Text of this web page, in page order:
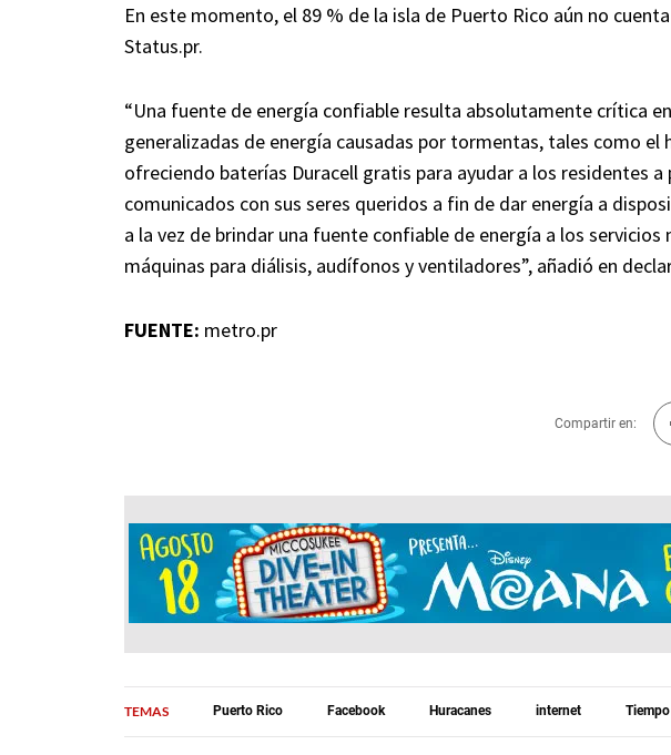
En este momento, el 89 % de la isla de Puerto Rico aún no
Status.pr.
“Una fuente de energía confiable resulta absolutamente crítica
generalizadas de energía causadas por tormentas, tales como el
ofreciendo baterías Duracell gratis para ayudar a los residentes a
comunicados con sus seres queridos a fin de dar energía a
a la vez de brindar una fuente confiable de energía a los
máquinas para diálisis, audífonos y ventiladores”, añadió en
FUENTE: metro.pr
Compartir en:
TEMAS Puerto Rico Facebook Huracanes internet Tiempo